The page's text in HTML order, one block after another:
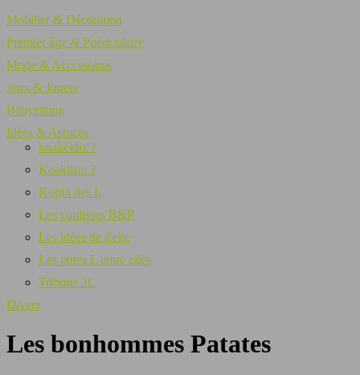
Mobilier & Décoration
Premier âge & Puériculture
Mode & Accessoires
Jeux & Jouets
Babysitting
Idées & Astuces
koakèldiz ?
Koakifon ?
Kopin des L
Les coulisses B&P
Les idées de Zelle
Les ptites L entre elles
Tribune 2L
Divers
Les bonhommes Patates